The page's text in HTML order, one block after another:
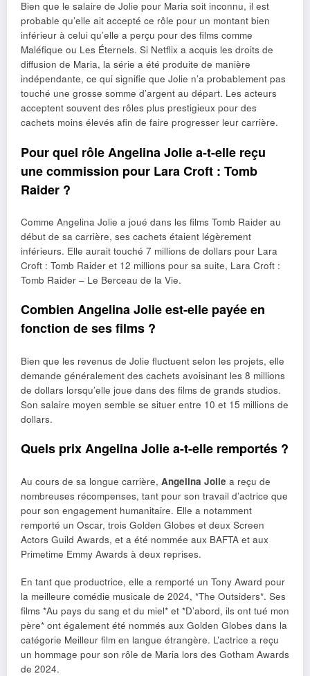
Bien que le salaire de Jolie pour Maria soit inconnu, il est
probable qu’elle ait accepté ce rôle pour un montant bien
inférieur à celui qu’elle a perçu pour des films comme
Maléfique ou Les Éternels. Si Netflix a acquis les droits de
diffusion de Maria, la série a été produite de manière
indépendante, ce qui signifie que Jolie n’a probablement pas
touché une grosse somme d’argent au départ. Les acteurs
acceptent souvent des rôles plus prestigieux pour des
cachets moins élevés afin de faire progresser leur carrière.
Pour quel rôle Angelina Jolie a-t-elle reçu
une commission pour Lara Croft : Tomb
Raider ?
Comme Angelina Jolie a joué dans les films Tomb Raider au
début de sa carrière, ses cachets étaient légèrement
inférieurs. Elle aurait touché 7 millions de dollars pour Lara
Croft : Tomb Raider et 12 millions pour sa suite, Lara Croft :
Tomb Raider – Le Berceau de la Vie.
Combien Angelina Jolie est-elle payée en
fonction de ses films ?
Bien que les revenus de Jolie fluctuent selon les projets, elle
demande généralement des cachets avoisinant les 8 millions
de dollars lorsqu’elle joue dans des films de grands studios.
Son salaire moyen semble se situer entre 10 et 15 millions de
dollars.
Quels prix Angelina Jolie a-t-elle remportés ?
Au cours de sa longue carrière, Angelina Jolie a reçu de
nombreuses récompenses, tant pour son travail d’actrice que
pour son engagement humanitaire. Elle a notamment
remporté un Oscar, trois Golden Globes et deux Screen
Actors Guild Awards, et a été nommée aux BAFTA et aux
Primetime Emmy Awards à deux reprises.
En tant que productrice, elle a remporté un Tony Award pour
la meilleure comédie musicale de 2024, *The Outsiders*. Ses
films *Au pays du sang et du miel* et *D’abord, ils ont tué mon
père* ont également été nommés aux Golden Globes dans la
catégorie Meilleur film en langue étrangère. L’actrice a reçu
un hommage pour son rôle de Maria lors des Gotham Awards
de 2024.